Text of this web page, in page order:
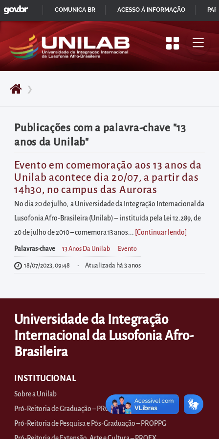
Pular
para
início
do
principal
Acessar
diretamente
o
menu
principal
Acessar
diretamente
à
área
para
realizar
Acessar
diretamente
as
postas
no
rodapé
❯
Publicações com a palavra-chave "13
anos da Unilab"
Evento em comemoração aos 13 anos da
Unilab acontece dia 20/07, a partir das
14h30, no campus das Auroras
No dia 20 de julho, a Universidade da Integração Internacional da
Lusofonia Afro-Brasileira (Unilab) – instituída pela Lei 12.289, de
20 de julho de 2010 – comemora 13 anos... [Continuar lendo
Palavras-chave 13 Anos Da Unilab Evento
18/07/2023, 09:48 Atualizada há 3 anos
Universidade da Integração
Internacional da Lusofonia Afro-
Brasileira
INSTITUCIONAL
Sobre a Unilab
Pró-Reitoria de Graduação – PROGRAD
Pró-Reitoria de Pesquisa e Pós-Graduação – PROPPG
IR
PARA
CONTEÚDO
GOVBR
COMUNICA BR ACESSO À INFORMAÇÃO